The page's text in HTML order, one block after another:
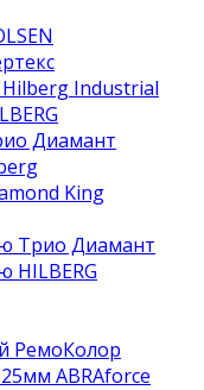
Industrial
Диамант
King
Трио Диамант
РемоКолор
ABRAforce